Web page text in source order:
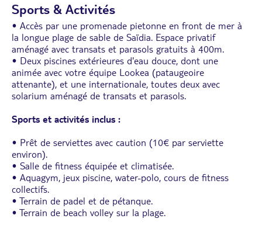
Sports & Activités
• Accès par une promenade pietonne en front de mer à
la longue plage de sable de Saïdia. Espace privatif
aménagé avec transats et parasols gratuits à 400m.
• Deux piscines extérieures d'eau douce, dont une
animée avec votre équipe Lookea (pataugeoire
attenante), et une internationale, toutes deux avec
solarium aménagé de transats et parasols.
Sports et activités inclus :
• Prêt de serviettes avec caution (10€ par serviette
environ).
• Salle de fitness équipée et climatisée.
• Aquagym, jeux piscine, water-polo, cours de fitness
collectifs.
• Terrain de padel et de pétanque.
• Terrain de beach volley sur la plage.